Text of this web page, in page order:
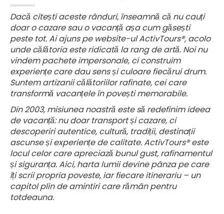
Dacă citești aceste rânduri, înseamnă că nu cauți
doar o cazare sau o vacanță așa cum găsești
peste tot. Ai ajuns pe website-ul ActivTours®, acolo
unde călătoria este ridicată la rang de artă. Noi nu
vindem pachete impersonale, ci construim
experiențe care dau sens și culoare fiecărui drum.
Suntem artizanii călătoriilor rafinate, cei care
transformă vacanțele în povești memorabile.
Din 2003, misiunea noastră este să redefinim ideea
de vacanță: nu doar transport și cazare, ci
descoperiri autentice, cultură, tradiții, destinații
ascunse și experiențe de calitate. ActivTours® este
locul celor care apreciază bunul gust, rafinamentul
și siguranța. Aici, harta lumii devine pânza pe care
îți scrii propria poveste, iar fiecare itinerariu – un
capitol plin de amintiri care rămân pentru
totdeauna.